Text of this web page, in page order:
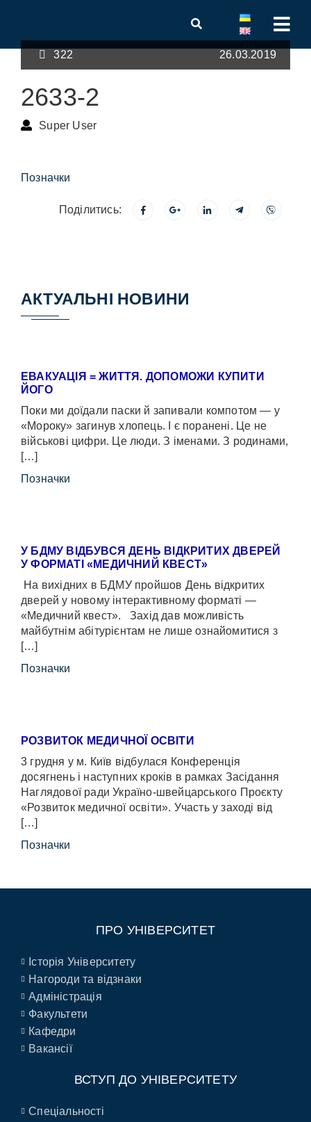
322 26.03.2019
2633-2
Super User
Позначки
Поділитись:
АКТУАЛЬНІ НОВИНИ
ЕВАКУАЦІЯ = ЖИТТЯ. ДОПОМОЖИ КУПИТИ
ЙОГО
Поки ми доїдали паски й запивали компотом — у
«Мороку» загинув хлопець. І є поранені. Це не
військові цифри. Це люди. З іменами. З родинами,
[…]
Позначки
У БДМУ ВІДБУВСЯ ДЕНЬ ВІДКРИТИХ ДВЕРЕЙ
У ФОРМАТІ «МЕДИЧНИЙ КВЕСТ»
На вихідних в БДМУ пройшов День відкритих
дверей у новому інтерактивному форматі —
«Медичний квест». Захід дав можливість
майбутнім абітурієнтам не лише ознайомитися з
[…]
Позначки
РОЗВИТОК МЕДИЧНОЇ ОСВІТИ
3 грудня у м. Київ відбулася Конференція
досягнень і наступних кроків в рамках Засідання
Наглядової ради Україно-швейцарського Проєкту
«Розвиток медичної освіти». Участь у заході від
[…]
Позначки
ПРО УНІВЕРСИТЕТ
Історія Університету
Нагороди та відзнаки
Адміністрація
Факультети
Кафедри
Вакансії
ВСТУП ДО УНІВЕРСИТЕТУ
Спеціальності